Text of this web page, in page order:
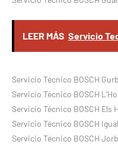
LEER MÁS Servicio
Servicio Técnico BOSCH Gurb
Servicio Técnico BOSCH
Servicio Técnico BOSCH Els
Servicio Técnico BOSCH
Servicio Técnico BOSCH